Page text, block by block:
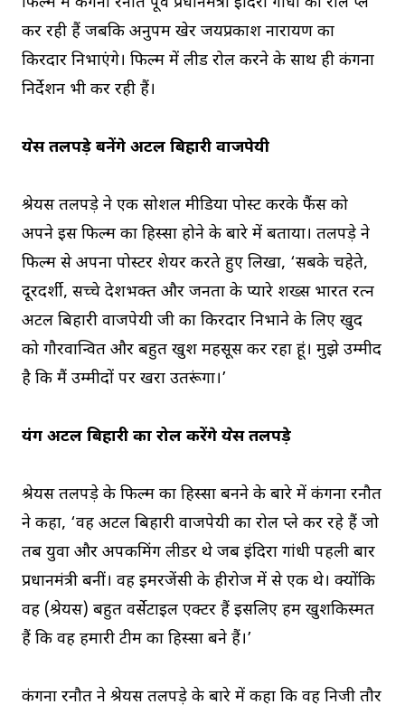
कर रही हैं जबकि अनुपम खेर जयप्रकाश नारायण का
किरदार निभाएंगे। फिल्म में लीड रोल करने के साथ ही कंगना
निर्देशन भी कर रही हैं।
श्रेयस तलपड़े बनेंगे अटल बिहारी वाजपेयी
श्रेयस तलपड़े ने एक सोशल मीडिया पोस्ट करके फैंस को
अपने इस फिल्म का हिस्सा होने के बारे में बताया। तलपड़े ने
फिल्म से अपना पोस्टर शेयर करते हुए लिखा, ‘सबके चहेते,
दूरदर्शी, सच्चे देशभक्त और जनता के प्यारे शख्स भारत रत्न
अटल बिहारी वाजपेयी जी का किरदार निभाने के लिए खुद
को गौरवान्वित और बहुत खुश महसूस कर रहा हूं। मुझे उम्मीद
है कि मैं उम्मीदों पर खरा उतरूंगा।’
यंग अटल बिहारी का रोल करेंगे श्रेयस तलपड़े
श्रेयस तलपड़े के फिल्म का हिस्सा बनने के बारे में कंगना रनौत
ने कहा, ‘वह अटल बिहारी वाजपेयी का रोल प्ले कर रहे हैं जो
तब युवा और अपकमिंग लीडर थे जब इंदिरा गांधी पहली बार
प्रधानमंत्री बनीं। वह इमरजेंसी के हीरोज में से एक थे। क्योंकि
वह (श्रेयस) बहुत वर्सेटाइल एक्टर हैं इसलिए हम खुशकिस्मत
हैं कि वह हमारी टीम का हिस्सा बने हैं।’
कंगना रनौत ने श्रेयस तलपड़े के बारे में कहा कि वह निजी तौर